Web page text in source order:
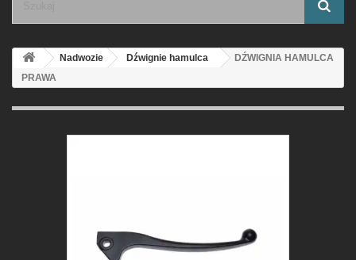
Nadwozie Dźwignie hamulca
DŹWIGNIA HAMULCA
PRAWA